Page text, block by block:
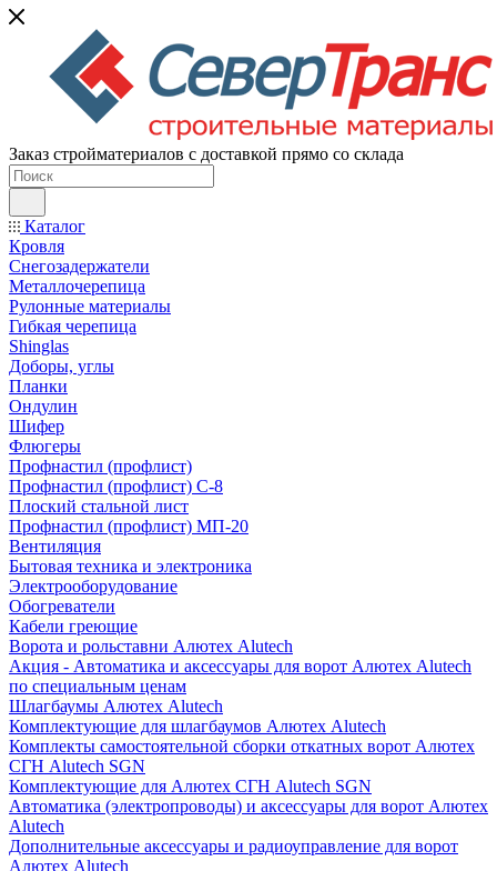
Заказ стройматериалов с доставкой прямо со склада
Каталог
Кровля
Снегозадержатели
Металлочерепица
Рулонные материалы
Гибкая черепица
Shinglas
Доборы, углы
Планки
Ондулин
Шифер
Флюгеры
Профнастил (профлист)
Профнастил (профлист) С-8
Плоский стальной лист
Профнастил (профлист) МП-20
Вентиляция
Бытовая техника и электроника
Электрооборудование
Обогреватели
Кабели греющие
Ворота и рольставни Алютех Alutech
Акция - Автоматика и аксессуары для ворот Алютех Alutech
по специальным ценам
Шлагбаумы Алютех Alutech
Комплектующие для шлагбаумов Алютех Alutech
Комплекты самостоятельной сборки откатных ворот Алютех
СГН Alutech SGN
Комплектующие для Алютех СГН Alutech SGN
Автоматика (электропроводы) и аксессуары для ворот Алютех
Alutech
Дополнительные аксессуары и радиоуправление для ворот
Алютех Alutech